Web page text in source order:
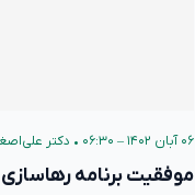
۰۶ آبان ۱۴۰۲ – ۰۶:۳۰ • دکتر
موفقیت برنامه